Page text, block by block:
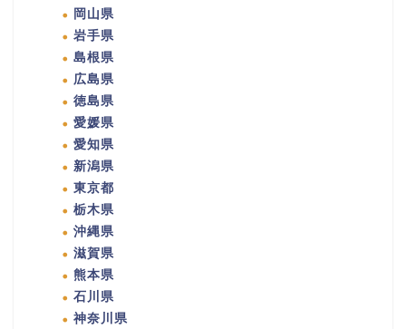
岡山県
岩手県
島根県
広島県
徳島県
愛媛県
愛知県
新潟県
東京都
栃木県
沖縄県
滋賀県
熊本県
石川県
神奈川県